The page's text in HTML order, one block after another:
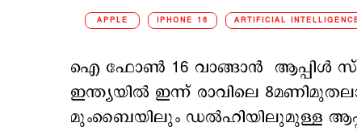
APPLE IPHONE 16 ARTIFICIAL
ഐ ഫോണ്‍ 16 വാങ്ങാന്‍ ആപ്പിള്‍
ഇന്ത്യയില്‍ ഇന്ന് രാവിലെ
മുംബൈയിലും ഡല്‍ഹിയിലുമുള്ള